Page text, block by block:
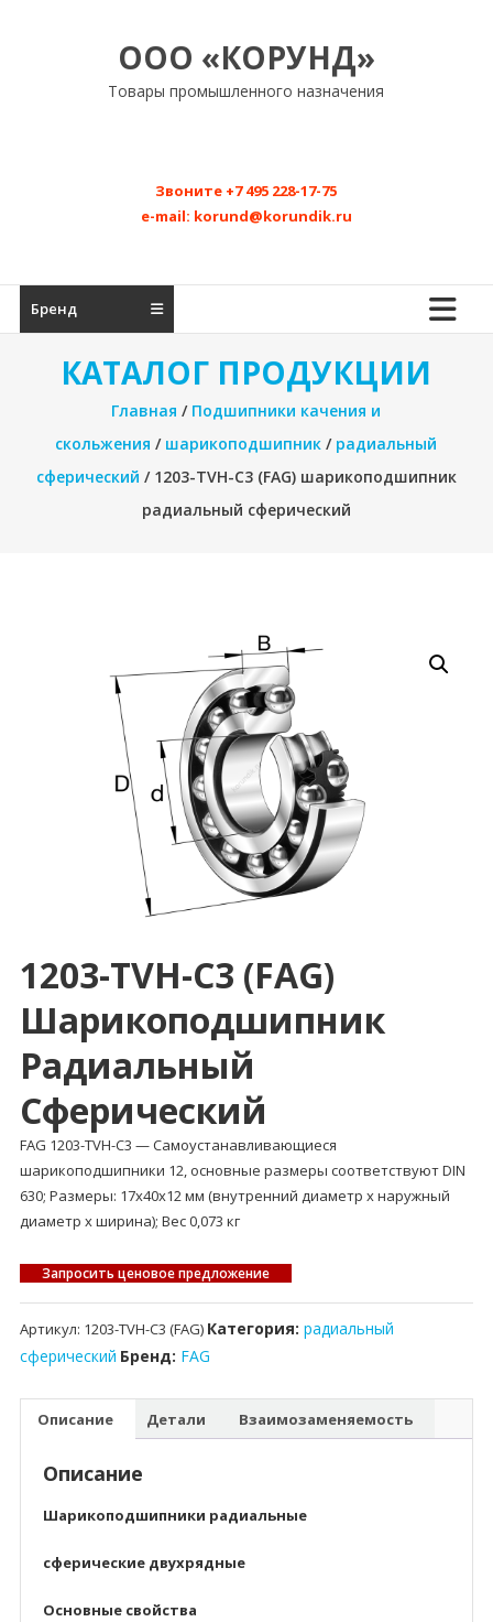
ООО «КОРУНД»
Товары промышленного назначения
Звоните +7 495 228-17-75
e-mail: korund@korundik.ru
Бренд
КАТАЛОГ ПРОДУКЦИИ
Главная / Подшипники качения и
скольжения / шарикоподшипник / радиальный
сферический / 1203-TVH-C3 (FAG) шарикоподшипник
радиальный сферический
1203-TVH-C3 (FAG)
Шарикоподшипник
Радиальный
Сферический
FAG 1203-TVH-C3 — Самоустанавливающиеся
шарикоподшипники 12, основные размеры соответствуют DIN
630; Размеры: 17x40x12 мм (внутренний диаметр x наружный
диаметр x ширина); Вес 0,073 кг
Запросить ценовое предложение
Артикул: 1203-TVH-C3 (FAG) Категория: радиальный
сферический Бренд: FAG
Описание Детали Взаимозаменяемость
Описание
Шарикоподшипники радиальные
сферические двуxpядные
Основные свойства